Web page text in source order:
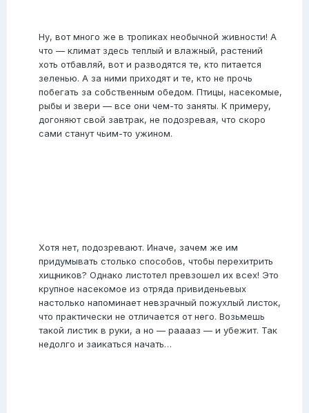
Ну, вот много же в тропиках необычной живности! А
что — климат здесь теплый и влажный, растений
хоть отбавляй, вот и разводятся те, кто питается
зеленью. А за ними приходят и те, кто не прочь
побегать за собственным обедом. Птицы, насекомые,
рыбы и звери — все они чем-то заняты. К примеру,
догоняют свой завтрак, не подозревая, что скоро
сами станут чьим-то ужином.
Хотя нет, подозревают. Иначе, зачем же им
придумывать столько способов, чтобы перехитрить
хищников? Однако листотел превзошел их всех! Это
крупное насекомое из отряда привиденьевых
настолько напоминает невзрачный пожухлый листок,
что практически не отличается от него. Возьмешь
такой листик в руки, а но — рааааз — и убежит. Так
недолго и заикаться начать…